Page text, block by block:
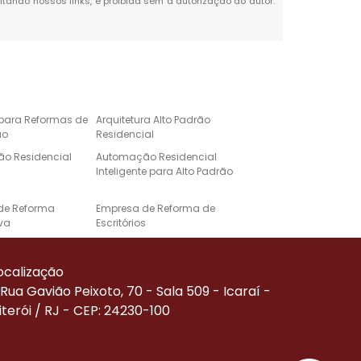
Reformas de
Arquitetura Alto Padrão
Residencial
Residencial
Automação Residencial
Inteligente para Alto Padrão
Reforma
Empresa de Reforma de
Escritórios
Residenciais de
Serviço de Automação
Rua Gavião Peixoto, 70 - Sala 509 - Icaraí -
/ RJ - CEP: 24230-100